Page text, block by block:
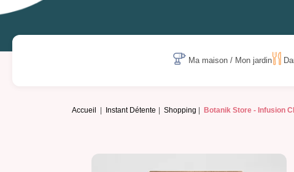
Ma maison / Mon jardin
Accueil Instant Détente Shopping Botanik Store - Infusion